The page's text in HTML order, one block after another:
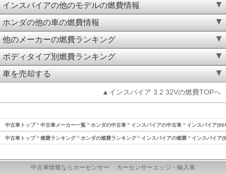
インスパイアの他のモデルの燃費情報
ホンダの他の車の燃費情報
他のメーカーの燃費ランキング
ボディタイプ別燃費ランキング
車を売却する
▲インスパイア 3.2 32Vの燃費TOPへ
中古車トップ 中古車メーカー一覧 ホンダの中古車 インスパイアの中古車 インスパイア
中古車トップ 燃費ランキング ホンダの燃費ランキング インスパイアの燃費 インスパイア
中古車情報ならカーセンサー
カーセンサーエッジ・輸入車